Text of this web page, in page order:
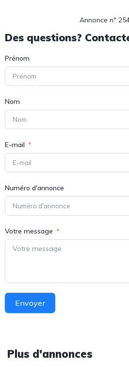
Annonce n°
Des questions?
Prénom
Nom
E-mail
Numéro d'annonce
Votre message
Envoyer
Plus d'annonces